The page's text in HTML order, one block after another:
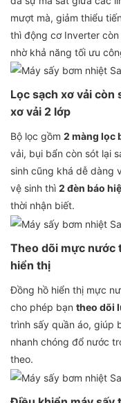
mượt mà, giảm thiểu
thì động cơ Inverter còn
nhờ khả năng tối ưu
Lọc sạch xơ vải còn
xơ vải 2 lớp
Bộ lọc gồm 2 màng lọc
vải, bụi bẩn còn sót lại
sinh cũng khá dễ dàng
vệ sinh thì 2 đèn báo
thời nhận biết.
Theo dõi mực nước
hiển thị
Đồng hồ hiển thị mực
cho phép bạn theo dõi
trình sấy quần áo, giúp
nhanh chóng đổ nước
theo.